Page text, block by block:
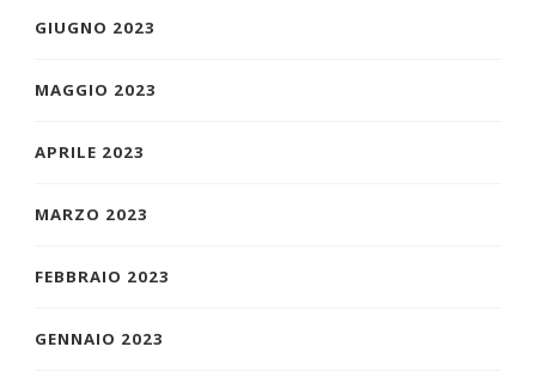
GIUGNO 2023
MAGGIO 2023
APRILE 2023
MARZO 2023
FEBBRAIO 2023
GENNAIO 2023